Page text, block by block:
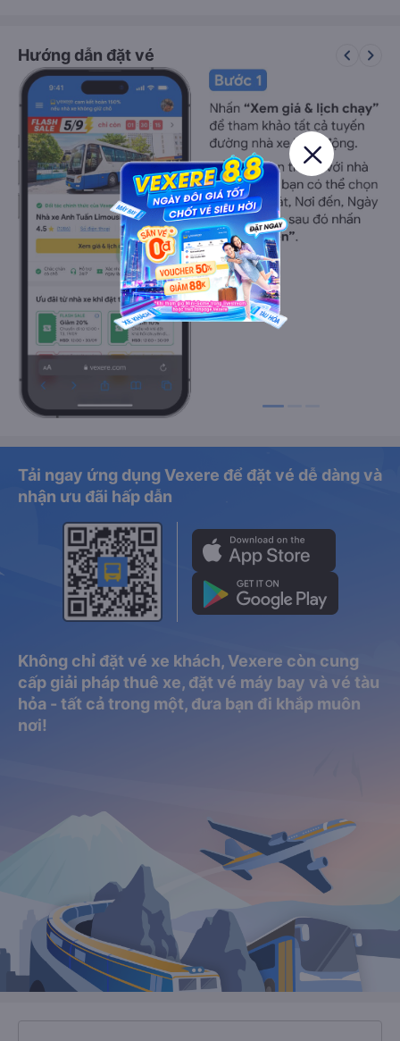
Hướng dẫn đặt vé keyboard_arrow_left keyboard_arrow_right
Tải ngay ứng dụng Vexere để đặt vé dễ dàng và
nhận ưu đãi hấp dẫn
Không chỉ đặt vé xe khách, Vexere còn cung
cấp giải pháp thuê xe, đặt vé máy bay và vé tàu
hỏa - tất cả trong một, đưa bạn đi khắp muôn
nơi!